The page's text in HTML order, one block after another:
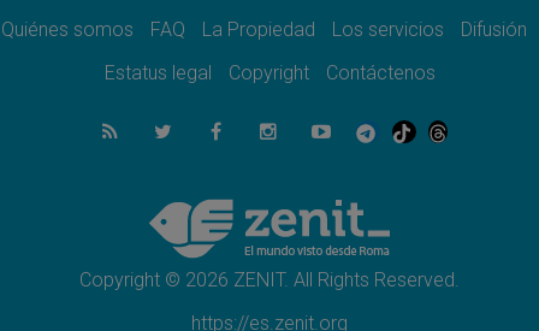
06.08.2026
de la Paz en la Escuela de San Francisco
La visita del Papa León XIV a Asís en un
minuto
El agradecimiento de los jóvenes al Papa:
«Hoy nos sentimos Iglesia»
Quiénes somos FAQ La Propiedad Los servicios
Difusión
Estatus legal
Copyright Contáctenos
Copyright © 2026 ZENIT. All Rights Reserved.
https://es.zenit.org